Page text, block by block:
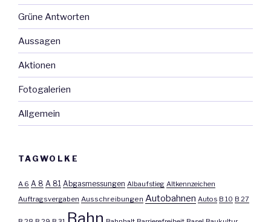
Grüne Antworten
Aussagen
Aktionen
Fotogalerien
Allgemein
TAGWOLKE
A 6 A 8 A 81 Abgasmessungen Albaufstieg Altkennzeichen
Auftragsvergaben Ausschreibungen Autobahnen Autos B 10 B 27
Bahn